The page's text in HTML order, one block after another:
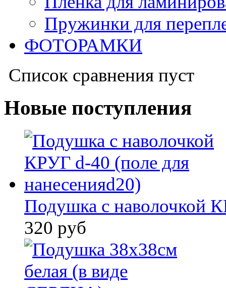
Пружинки для
ФОТОРАМКИ
Список сравнения пуст
Новые поступления
Подушка с наволочкой
320 руб